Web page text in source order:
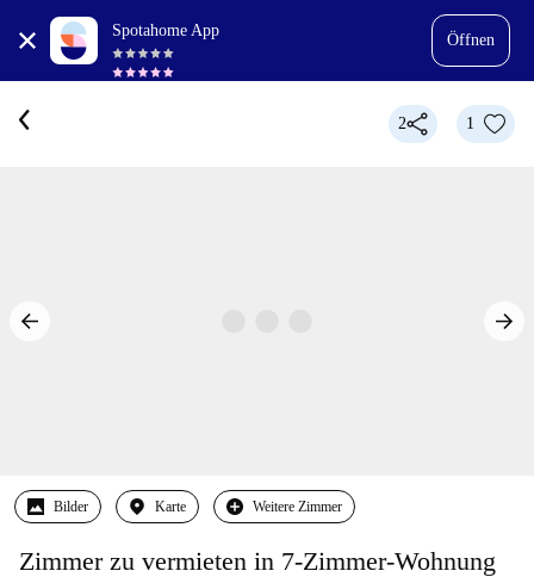
Spotahome App
Öffnen
2 1
Bilder Karte Weitere Zimmer
Zimmer zu vermieten in 7-Zimmer-Wohnung